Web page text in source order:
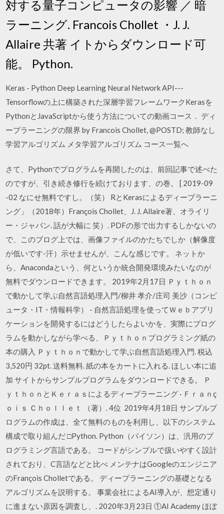
対する量子コンピュータの影響 ／ 暗
ラーニング. Francois Chollet ・J. J.
Allaire 共著 イトからダウンロード可
能。 Python.
Keras - Python Deep Learning Neural Network API---
Tensorflowの上に構築された深層学習フレームワークKerasを
PythonとJavaScriptから使う方法についての動画コース． ディ
ープラーニングの限界 by Francois Chollet, @POSTD; 教師なし
学習アルゴリズム メタ学習アルゴリズム コース一覧へ
さて、Pythonでプログラムを再開したのは、前回記事で述べた
のですが、引き続き修行を続けております、の巻。 [ 2019-09
-02 なにせ無料ですし。（笑） RとKerasによるディープラーニ
ング」（2018年）François Chollet、J. J. Allaire著、オライリ
ー・ジャパン. 話が大幅に 笑）. PDFの形で出力するしかないの
で、このブログ上では、画像ファイルのかたちでしか（解像度
が低いです-汗）示せませんが、こんな感じです。 ネットか
ら、Anacondaという、何というか統合開発環境みたいなのが
無料でダウンロードできます。 2019年2月17日 Ｐｙｔｈｏｎ
で動かして学ぶ自然言語処理入門/柳井 孝介/庄司 美沙（コンピ
ュータ・IT・情報科学） - 自然言語処理を使ってＷｅｂアプリ
ケーションを開発するにはどうしたらよいかを、実際にプログ
ラムを動かしながら学べる、Ｐｙｔｈｏｎプログラミング紙の
本の購入 Ｐｙｔｈｏｎで動かして学ぶ自然言語処理入門. 税込
3,520円 32pt. 送料無料. 紙の本をカートに入れる. ほしい本に追
加 サイトからサンプルプログラムをダウンロードできる。 Ｐ
ｙｔｈｏｎとＫｅｒａｓによるディープラーニング · Ｆｒａｎç
ｏｉｓ Ｃｈｏｌｌｅｔ （著）. 4位 2019年4月18日 サンプルプ
ログラムの作成は、全て無料のものを利用し、以下のシステム
構成で取り組んだ □Python. Python（パイソン）は、汎用のプ
ログラミング言語である。 コードがシンプルで扱いやすく設計
されており、C言語などと比べ メンテナはGoogleのエンジニア
のFrançois Cholletである。 ディープラーニングの基礎となる
アルゴリズムを説明する。 事業会社によるAI導入が、想定通り
に進まない原因を調査し、. 2020年3月23日 ①AI Academy ほぼ